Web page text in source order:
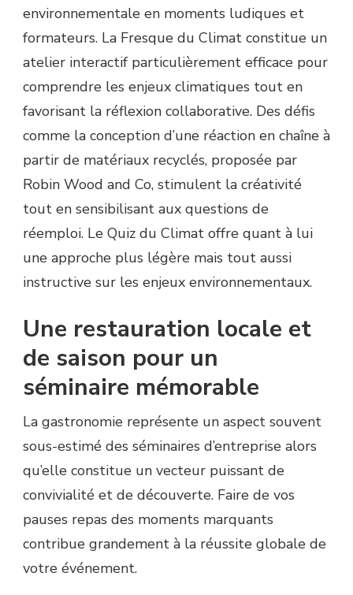
environnementale en moments ludiques et
formateurs. La Fresque du Climat constitue un
atelier interactif particulièrement efficace pour
comprendre les enjeux climatiques tout en
favorisant la réflexion collaborative. Des défis
comme la conception d’une réaction en chaîne à
partir de matériaux recyclés, proposée par
Robin Wood and Co, stimulent la créativité
tout en sensibilisant aux questions de
réemploi. Le Quiz du Climat offre quant à lui
une approche plus légère mais tout aussi
instructive sur les enjeux environnementaux.
Une restauration locale et
de saison pour un
séminaire mémorable
La gastronomie représente un aspect souvent
sous-estimé des séminaires d’entreprise alors
qu’elle constitue un vecteur puissant de
convivialité et de découverte. Faire de vos
pauses repas des moments marquants
contribue grandement à la réussite globale de
votre événement.